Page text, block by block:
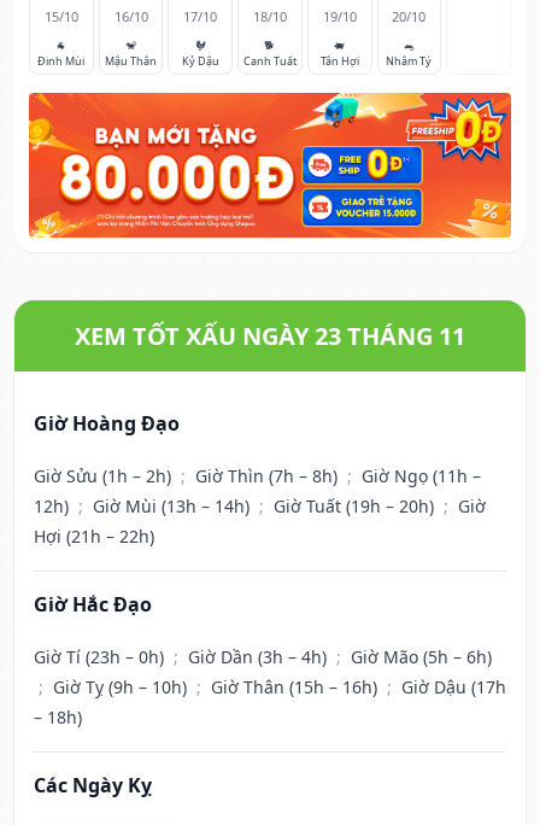
15/10
🐐
Đinh Mùi
16/10
🐒
Mậu Thân
17/10
🐓
Kỷ Dậu
18/10
🐕
Canh Tuất
19/10
🐖
Tân Hợi
20/10
🐀
Nhâm Tý
XEM TỐT XẤU NGÀY 23 THÁNG 11
Giờ Hoàng Đạo
Giờ Sửu (1h – 2h) ; Giờ Thìn (7h – 8h) ; Giờ Ngọ (11h –
12h) ; Giờ Mùi (13h – 14h) ; Giờ Tuất (19h – 20h) ; Giờ
Hợi (21h – 22h)
Giờ Hắc Đạo
Giờ Tí (23h – 0h) ; Giờ Dần (3h – 4h) ; Giờ Mão (5h – 6h)
; Giờ Tỵ (9h – 10h) ; Giờ Thân (15h – 16h) ; Giờ Dậu (17h
– 18h)
Các Ngày Kỵ